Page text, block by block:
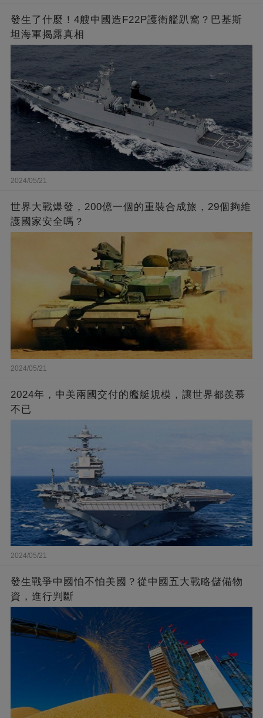
發生了什麼！4艘中國造F22P護衛艦趴窩？巴基斯
坦海軍揭露真相
2024/05/21
世界大戰爆發，200億一個的重裝合成旅，29個夠維
護國家安全嗎？
2024/05/21
2024年，中美兩國交付的艦艇規模，讓世界都羨慕
不已
2024/05/21
發生戰爭中國怕不怕美國？從中國五大戰略儲備物
資，進行判斷